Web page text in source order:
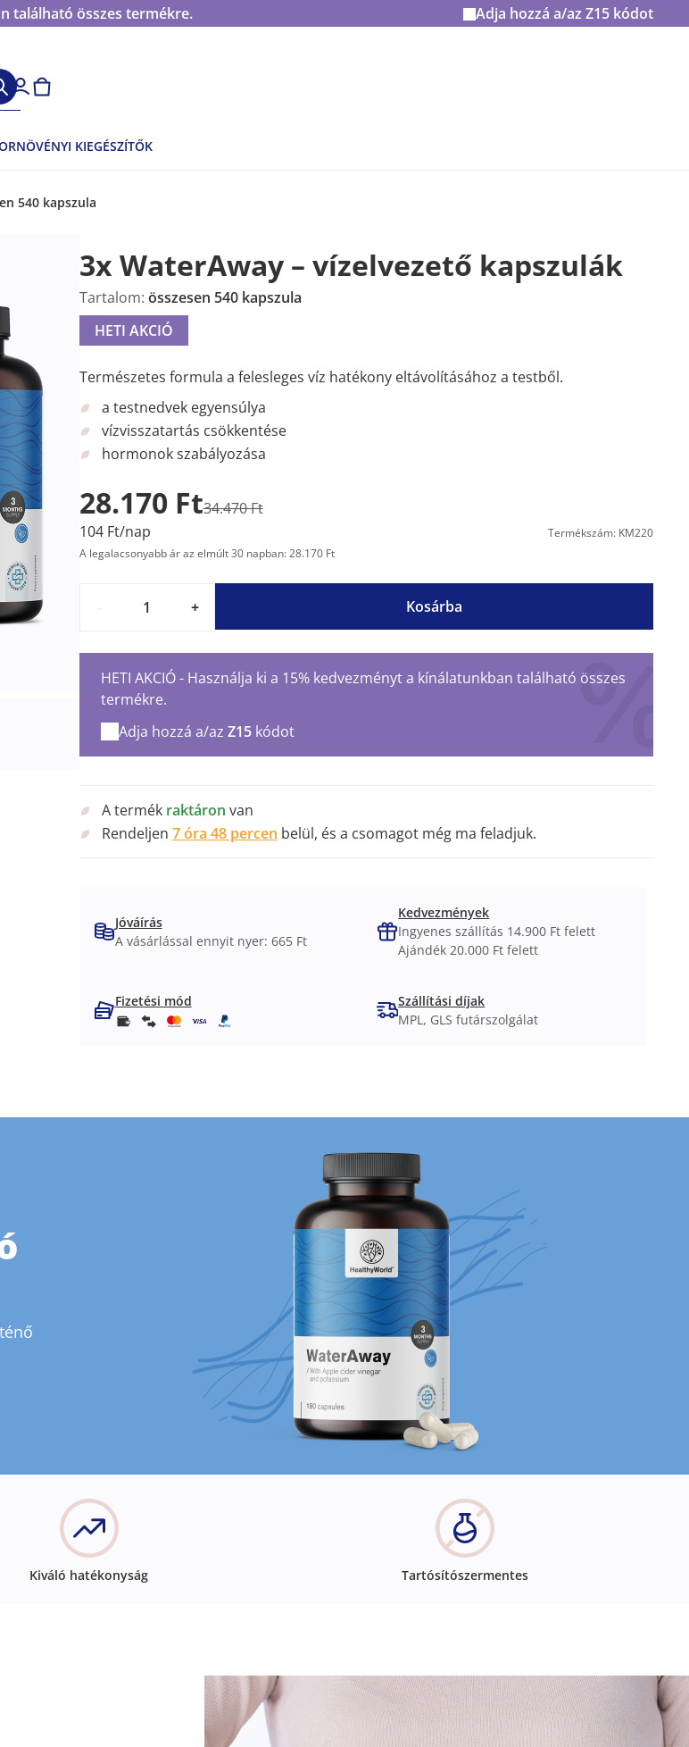
található összes termékre. Adja hozzá a/az Z15 kódot
NÖVÉNYI KIEGÉSZÍTŐK
540 kapszula
3x WaterAway – vízelvezető kapszulák
Tartalom: összesen 540 kapszula
HETI AKCIÓ
Természetes formula a felesleges víz hatékony eltávolításához a testből.
a testnedvek egyensúlya
vízvisszatartás csökkentése
hormonok szabályozása
28.170 Ft34.470 Ft
104 Ft/nap
Termékszám: KM220
A legalacsonyabb ár az elmúlt 30 napban: 28.170 Ft
+ Kosárba
HETI AKCIÓ - Használja ki a 15% kedvezményt a kínálatunkban található összes
termékre.
Adja hozzá a/az Z15kódot
A termék raktáron van
Rendeljen 7 óra 47 percen belül, és a csomagot még ma feladjuk.
Jóváírás
A vásárlással ennyit nyer: 665 Ft
Kedvezmények
Ingyenes szállítás 14.900 Ft felett
Ajándék 20.000 Ft felett
Fizetési mód
Szállítási díjak
MPL, GLS futárszolgálat
Kiváló hatékonyság Tartósítószermentes